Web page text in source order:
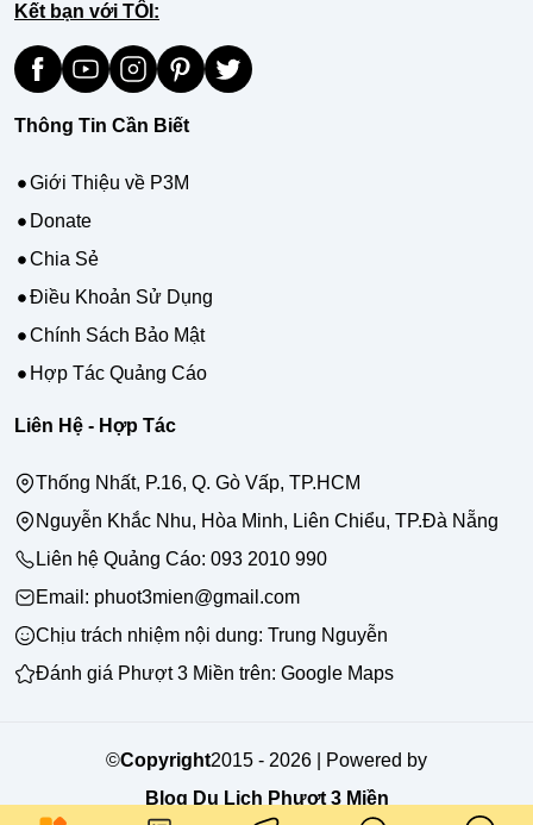
Kết bạn với TÔI:
Thông Tin Cần Biết
Giới Thiệu về P3M
Donate
Chia Sẻ
Điều Khoản Sử Dụng
Chính Sách Bảo Mật
Hợp Tác Quảng Cáo
Liên Hệ - Hợp Tác
Thống Nhất, P.16, Q. Gò Vấp, TP.HCM
Nguyễn Khắc Nhu, Hòa Minh, Liên Chiểu, TP.Đà Nẵng
Liên hệ Quảng Cáo: 093 2010 990
Email: phuot3mien@gmail.com
Chịu trách nhiệm nội dung: Trung Nguyễn
Đánh giá Phượt 3 Miền trên: Google Maps
©Copyright2015 - 2026 | Powered by
Blog Du Lịch Phượt 3 Miền